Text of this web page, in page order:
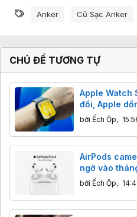
Từ khóa
Anker Củ Sạc Anker
CHỦ ĐỀ TƯƠNG TỰ
Apple Watch
đổi, Apple
bởi Ếch Ộp,
AirPods
ngờ vào
bởi Ếch Ộp,